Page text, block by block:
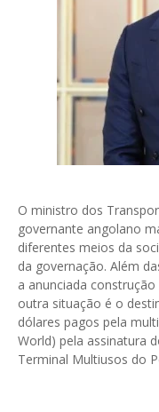
O ministro dos
governante angolano
diferentes meios da
da governação. Além
a anunciada
outra situação é o
dólares pagos pela
World) pela assinatura
Terminal Multiusos do